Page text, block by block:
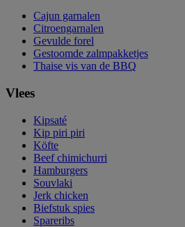
Cajun garnalen
Citroengarnalen
Gevulde forel
Gestoomde zalmpakketjes
Thaise vis van de BBQ
Vlees
Kipsaté
Kip piri piri
Köfte
Beef chimichurri
Hamburgers
Souvlaki
Jerk chicken
Biefstuk spies
Spareribs